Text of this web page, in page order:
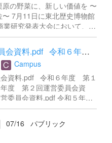
の野菜に、新しい価値を 〜
7月11日に東北歴史博物館
研究発表大会において、本
）を受賞しました。 研究テ
ディング」。 地元・栗原市
起こし、より多くの人に届
ングの視点から１年間にわ
。 データ収集や現地調査、
繰り返しながら積み上げて
で堂々と発表することがで
れからもさらなる高みを目
応援・ご協力くださいまし
した。 なお、当大会で提出
掲載しております。注意事
令和７年度 第１回運営委員会資料.pdf 令和６年度 第１...
Campus
６年度 第１
07/16
パブリック